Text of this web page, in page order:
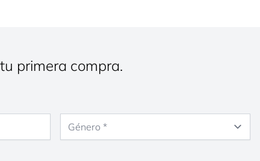
primera compra.